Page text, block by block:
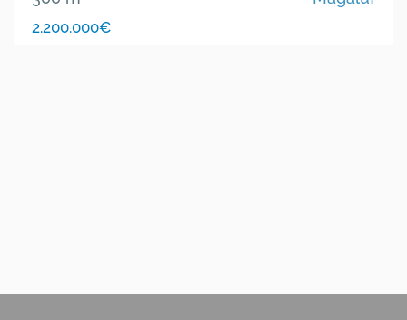
2.200.000€